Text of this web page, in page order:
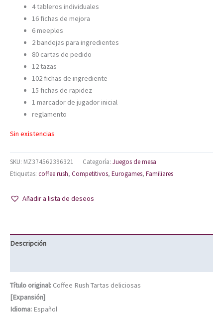
4 tableros individuales
16 fichas de mejora
6 meeples
2 bandejas para ingredientes
80 cartas de pedido
12 tazas
102 fichas de ingrediente
15 fichas de rapidez
1 marcador de jugador inicial
reglamento
Sin existencias
SKU: MZ374562396321 Categoría: Juegos de mesa
Etiquetas: coffee rush, Competitivos, Eurogames, Familiares
Añadir a lista de deseos
Descripción
Título original: Coffee Rush Tartas deliciosas
[Expansión]
Idioma: Español